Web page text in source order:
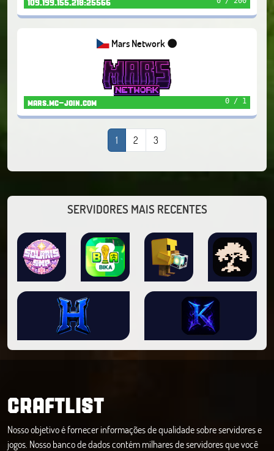
109.199.155.218:25566
Mars Network 🌑
mars.mc-join.com 0 / 1
1 2 3
SERVIDORES MAIS RECENTES
CRAFTLIST
Nosso objetivo é fornecer informações de qualidade sobre servidores e
jogos. Nosso banco de dados contém milhares de servidores que você